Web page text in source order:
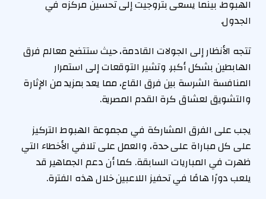
الهبوط، بينما يسعى بتروجيت إلى تحسين مركزه في
الجدول.
تتجه الأنظار إلى الجولات القادمة، حيث ستتضح معالم فرق
الهابطين بشكل أكبر. وتشير التوقعات إلى استمرار
المنافسة الشرسة بين فرق القاع، مما يعد بمزيد من الإثارة
والتشويق لعشاق كرة القدم المصرية.
يجب على الفرق المشاركة في مجموعة الهبوط التركيز
على كل مباراة على حدة، والعمل على تلافي الأخطاء التي
ظهرت في المباريات السابقة. كما أن دعم الجماهير قد
يلعب دورًا هامًا في تحفيز اللاعبين خلال هذه الفترة.